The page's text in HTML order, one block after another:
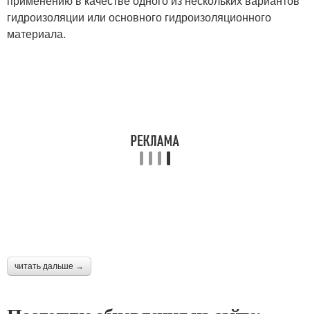
гидроизоляции или основного гидроизоляционного
материала.
читать дальше →